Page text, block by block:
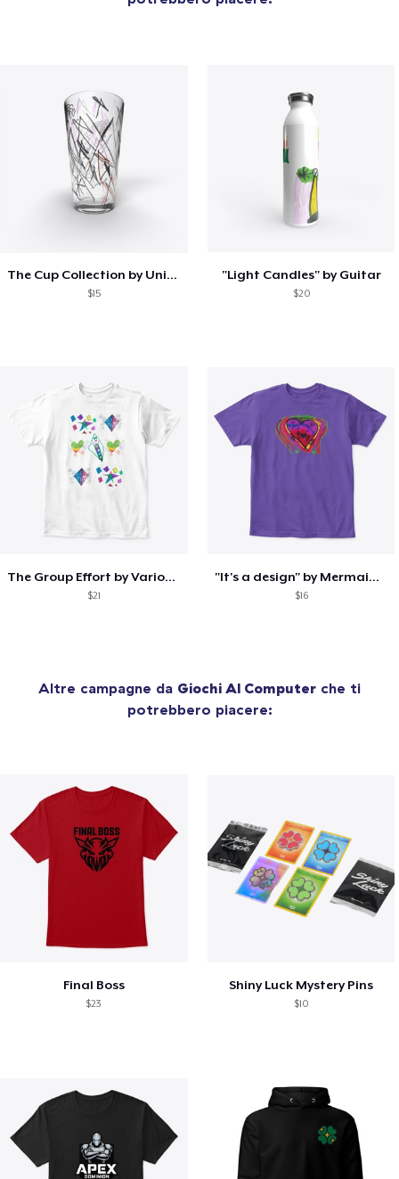
The Cup Collection by Unicorn Bat
$15
"Light Candles" by Guitar
$20
The Group Effort by Various Artists
$21
"It's a design" by Mermaid Sparkle
$16
Altre campagne da Giochi Al Computer che ti
potrebbero piacere:
Final Boss
$23
Shiny Luck Mystery Pins
$10